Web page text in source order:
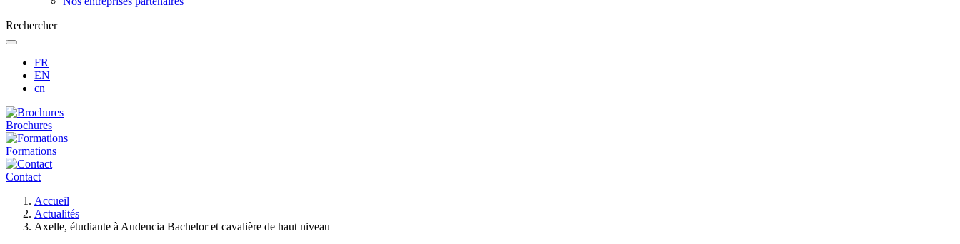
Rechercher
FR
EN
cn
Brochures
Formations
Contact
d'Ariane
Accueil
Actualités
Axelle, étudiante à Audencia Bachelor et cavalière de haut niveau